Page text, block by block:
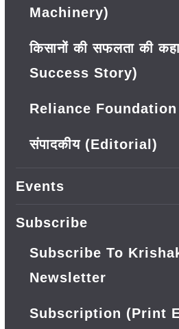
Machinery)
किसानों की सफलता की
Success Story)
Reliance Foundation
संपादकीय (Editorial)
Events
Subscribe
Subscribe To
Newsletter
Subscription (Print